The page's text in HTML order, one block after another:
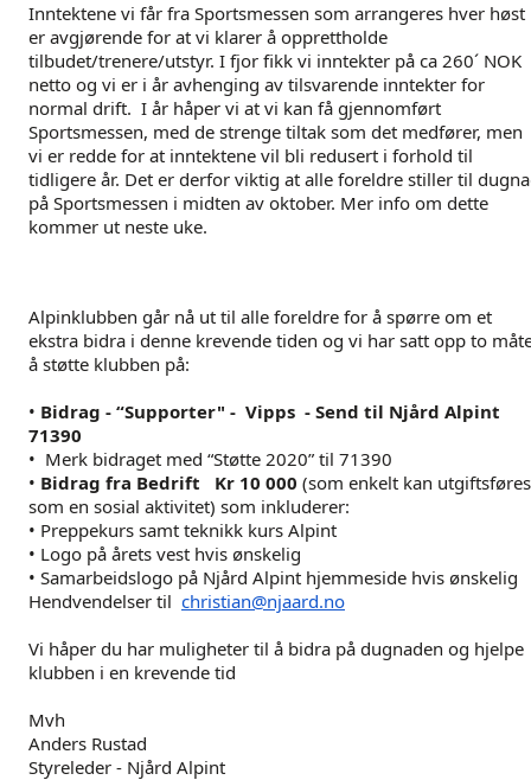
Inntektene vi får fra Sportsmessen som arrangeres hver høst
er avgjørende for at vi klarer å opprettholde
tilbudet/trenere/utstyr. I fjor fikk vi inntekter på ca 260´ NOK
netto og vi er i år avhenging av tilsvarende inntekter for
normal drift. I år håper vi at vi kan få gjennomført
Sportsmessen, med de strenge tiltak som det medfører, men
vi er redde for at inntektene vil bli redusert i forhold til
tidligere år. Det er derfor viktig at alle foreldre stiller til
på Sportsmessen i midten av oktober. Mer info om dette
kommer ut neste uke.
Alpinklubben går nå ut til alle foreldre for å spørre om et
ekstra bidra i denne krevende tiden og vi har satt opp to
å støtte klubben på:
• Bidrag - “Supporter" - Vipps - Send til Njård Alpint
71390
• Merk bidraget med “Støtte 2020” til 71390
• Bidrag fra Bedrift Kr 10 000 (som enkelt kan utgiftsføres
som en sosial aktivitet) som inkluderer:
• Preppekurs samt teknikk kurs Alpint
• Logo på årets vest hvis ønskelig
• Samarbeidslogo på Njård Alpint hjemmeside hvis ønskelig
Hendvendelser til christian@njaard.no
Vi håper du har muligheter til å bidra på dugnaden og hjelpe
klubben i en krevende tid
Mvh
Anders Rustad
Styreleder - Njård Alpint